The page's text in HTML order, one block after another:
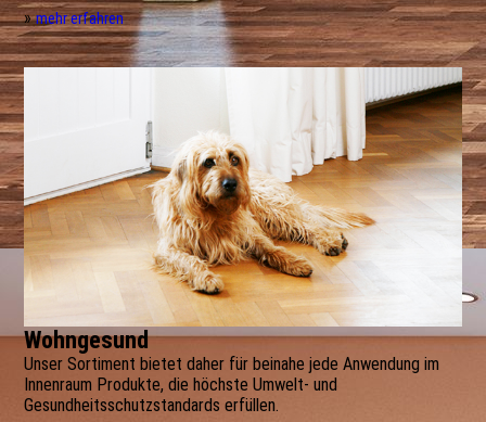
»mehr erfahren
Wohngesund
Unser Sortiment bietet daher für beinahe jede Anwendung im
Innenraum Produkte, die höchste Umwelt- und
Gesundheitsschutzstandards erfüllen.